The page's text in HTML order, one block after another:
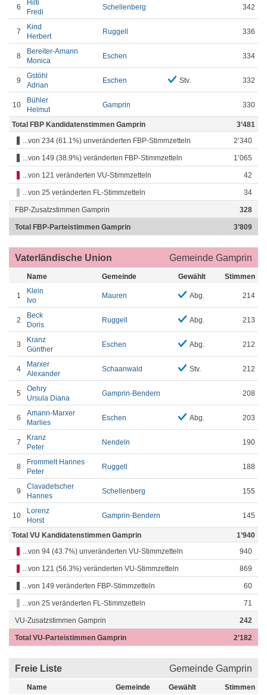
6
Hilti
Fredi
Schellenberg 342
7
Kind
Herbert
Ruggell 336
8
Bereiter-Amann
Monica
Eschen 334
9
Gstöhl
Adrian
Eschen Stv. 332
10
Bühler
Helmut
Gamprin 330
Total FBP Kandidatenstimmen Gamprin
3’481
...von 234 (61.1%) unveränderten FBP-Stimmzetteln
2’340
...von 149 (38.9%) veränderten FBP-Stimmzetteln 1’065
...von 121 veränderten VU-Stimmzetteln 42
...von 25 veränderten FL-Stimmzetteln 34
FBP-Zusatzstimmen Gamprin 328
Total FBP-Parteistimmen Gamprin 3’809
Vaterländische Union Gemeinde Gamprin
Name Gemeinde Gewählt Stimmen
1
Klein
Ivo
Mauren Abg. 214
2
Beck
Doris
Ruggell Abg. 213
3
Kranz
Günther
Eschen Abg. 212
4
Marxer
Alexander
Schaanwald Stv. 212
5
Oehry
Ursula Diana
Gamprin-Bendern 208
6
Amann-Marxer
Marlies
Eschen Abg. 203
7
Kranz
Peter
Nendeln 190
8
Frommelt Hannes
Peter
Ruggell 188
9
Clavadetscher
Hannes
Schellenberg 155
10
Lorenz
Horst
Gamprin-Bendern 145
Total VU Kandidatenstimmen Gamprin
1’940
...von 94 (43.7%) unveränderten VU-Stimmzetteln
940
...von 121 (56.3%) veränderten VU-Stimmzetteln 869
...von 149 veränderten FBP-Stimmzetteln 60
...von 25 veränderten FL-Stimmzetteln 71
VU-Zusatzstimmen Gamprin 242
Total VU-Parteistimmen Gamprin 2’182
Freie Liste Gemeinde Gamprin
Name Gemeinde Gewählt Stimmen